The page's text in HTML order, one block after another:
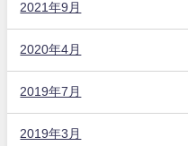
2021年9月
2020年4月
2019年7月
2019年3月